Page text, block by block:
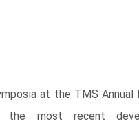
at the TMS Annual
the most recent